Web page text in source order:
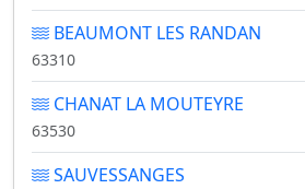
BEAUMONT LES RANDAN
63310
CHANAT LA MOUTEYRE
63530
SAUVESSANGES